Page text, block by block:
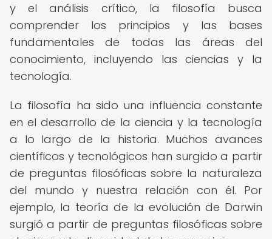
y el análisis crítico, la filosofía busca
comprender los principios y las bases
fundamentales de todas las áreas del
conocimiento, incluyendo las ciencias y la
tecnología.
La filosofía ha sido una influencia constante
en el desarrollo de la ciencia y la tecnología
a lo largo de la historia. Muchos avances
científicos y tecnológicos han surgido a partir
de preguntas filosóficas sobre la naturaleza
del mundo y nuestra relación con él. Por
ejemplo, la teoría de la evolución de Darwin
surgió a partir de preguntas filosóficas sobre